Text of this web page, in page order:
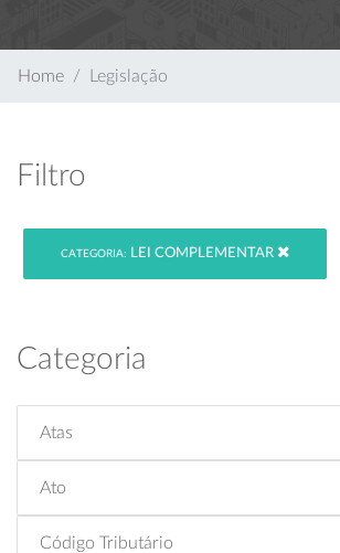
Home Legislação
Filtro
CATEGORIA: LEI COMPLEMENTAR
Categoria
Atas
Ato
Código Tributário